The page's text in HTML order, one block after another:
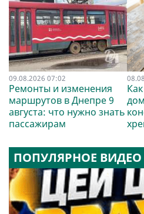
09.08.2026 07:02
Ремонты и изменения
маршрутов в Днепре 9
августа: что нужно знать
пассажирам
ПОПУЛЯРНОЕ ВИДЕО